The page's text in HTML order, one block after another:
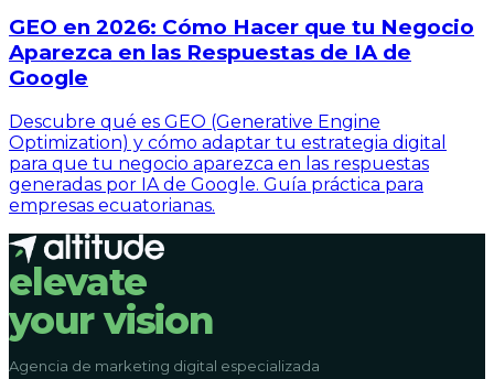
GEO en 2026: Cómo Hacer que tu Negocio
Aparezca en las Respuestas de IA de
Google
Descubre qué es GEO (Generative Engine
Optimization) y cómo adaptar tu estrategia digital
para que tu negocio aparezca en las respuestas
generadas por IA de Google. Guía práctica para
empresas ecuatorianas.
elevate
your vision
Agencia de marketing digital especializada